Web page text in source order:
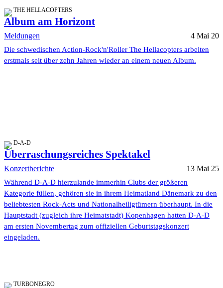
THE HELLACOPTERS
Album am Horizont
Meldungen 4 Mai 20
Die schwedischen Action-Rock'n'Roller The Hellacopters arbeiten
erstmals seit über zehn Jahren wieder an einem neuen Album.
D-A-D
Überraschungsreiches Spektakel
Konzertberichte 13 Mai 25
Während D-A-D hierzulande immerhin Clubs der größeren
Kategorie füllen, gehören sie in ihrem Heimatland Dänemark zu den
beliebtesten Rock-Acts und Nationalheiligtümern überhaupt. In die
Hauptstadt (zugleich ihre Heimatstadt) Kopenhagen hatten D-A-D
am ersten Novembertag zum offiziellen Geburtstagskonzert
eingeladen.
TURBONEGRO